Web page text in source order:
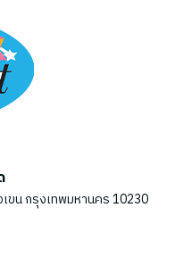
ขน กรุงเทพมหานคร 10230